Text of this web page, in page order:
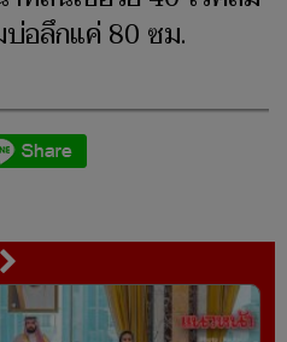
อลึกแค่ 80 ซม.